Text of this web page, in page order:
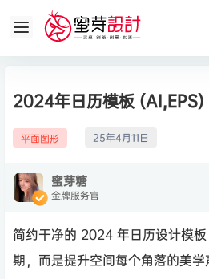
2024年日历模板 (AI,EPS)
平面图形 25年4月11日
蜜芽糖
金牌服务官
简约干净的 2024 年日历设计模
期，而是提升空间每个角落的美